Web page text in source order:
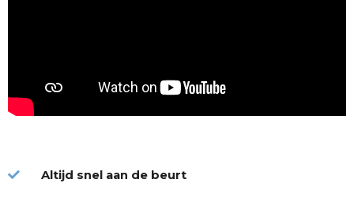
Altijd snel aan de beurt